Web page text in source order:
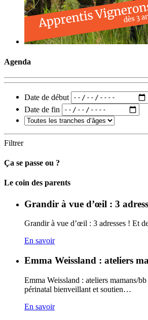
Agenda
Date de début
Date de fin
Filtrer
Ça se passe ou ?
Carto
Le coin des parents
Grandir à vue d’œil : 3
Grandir à vue d’œil : 3 adresses ! Et
En savoir
Emma Weissland : ateliers
Emma Weissland : ateliers mamans/
périnatal bienveillant et soutien…
En savoir